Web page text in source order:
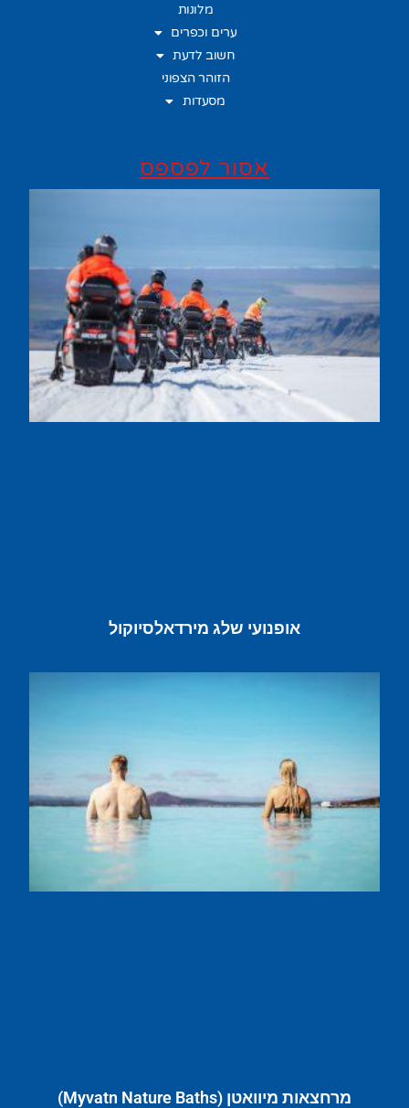
מלונות
ערים וכפרים
חשוב לדעת
הזוהר הצפוני
מסעדות
אסור לפספס
אופנועי שלג מירדאלסיוקול
מרחצאות מיוואטן (Myvatn Nature Baths)